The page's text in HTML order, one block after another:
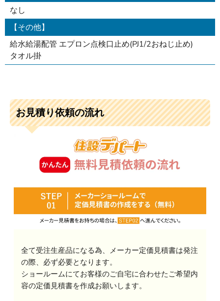
なし
【その他】
給水給湯配管 エプロン点検口止め(PJ1/2おねじ止め)
タオル掛
お見積り依頼の流れ
全て受注生産品になる為、メーカー定価見積書は発注
の際、必ず必要となります。
ショールームにてお客様のご自宅に合わせたご希望内
容の定価見積書を作成お願いします。